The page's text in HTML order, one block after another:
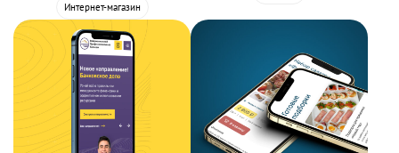
Интернет-магазин